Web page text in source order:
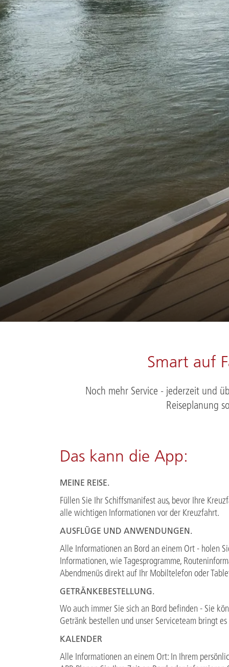
Smart auf
Noch mehr Service - jederzeit und
Reiseplanung
Das kann die App:
MEINE REISE.
Füllen Sie Ihr Schiffsmanifest aus, bevor Ihre
alle wichtigen Informationen vor der Kreuzfahrt.
AUSFLÜGE UND ANWENDUNGEN.
Alle Informationen an Bord an einem Ort - holen
Informationen, wie Tagesprogramme,
Abendmenüs direkt auf Ihr Mobiltelefon oder
GETRÄNKEBESTELLUNG.
Wo auch immer Sie sich an Bord befinden - Sie
Getränk bestellen und unser Serviceteam bringt
KALENDER
Alle Informationen an einem Ort: In Ihrem